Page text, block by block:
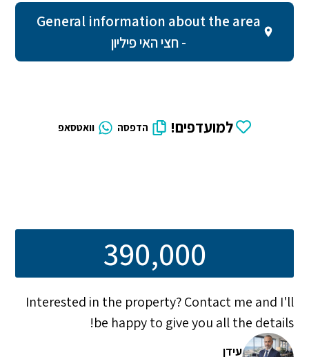
General information about the area
- חצי האי פיליון
למועדפים! הדפסה וואטסאפ
390,000
Interested in the property? Contact me and I'll
be happy to give you all the details!
עידן